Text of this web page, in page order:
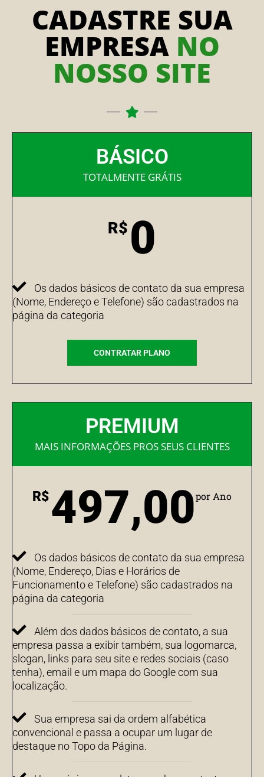
CADASTRE SUA
EMPRESA NO
NOSSO SITE
BÁSICO
TOTALMENTE GRÁTIS
R$ 0
Os dados básicos de contato da sua empresa
(Nome, Endereço e Telefone) são cadastrados na
página da categoria
CONTRATAR PLANO
PREMIUM
MAIS INFORMAÇÕES PROS SEUS CLIENTES
R$497,00por Ano
Os dados básicos de contato da sua empresa
(Nome, Endereço, Dias e Horários de
Funcionamento e Telefone) são cadastrados na
página da categoria
Além dos dados básicos de contato, a sua
empresa passa a exibir também, sua logomarca,
slogan, links para seu site e redes sociais (caso
tenha), email e um mapa do Google com sua
localização.
Sua empresa sai da ordem alfabética
convencional e passa a ocupar um lugar de
destaque no Topo da Página.